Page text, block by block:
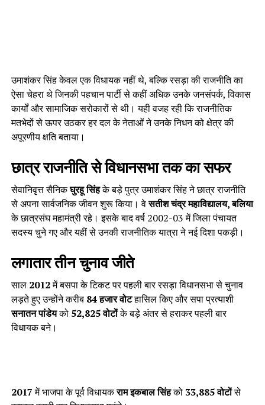
उमाशंकर सिंह केवल एक विधायक नहीं थे, बल्कि रसड़ा की राजनीति का
ऐसा चेहरा थे जिनकी पहचान पार्टी से कहीं अधिक उनके जनसंपर्क, विकास
कार्यों और सामाजिक सरोकारों से थी। यही वजह रही कि राजनीतिक
मतभेदों से ऊपर उठकर हर दल के नेताओं ने उनके निधन को क्षेत्र की
अपूरणीय क्षति बताया।
छात्र राजनीति से विधानसभा तक का सफर
सेवानिवृत्त सैनिकघुरहू सिंहके बड़े पुत्र उमाशंकर सिंह ने छात्र राजनीति
से अपना सार्वजनिक जीवन शुरू किया। वेसतीश चंद्र महाविद्यालय, बलिया
के छात्रसंघ महामंत्री रहे। इसके बाद वर्ष 2002-03 में जिला पंचायत
सदस्य चुने गए और यहीं से उनकी राजनीतिक यात्रा ने नई दिशा पकड़ी।
लगातार तीन चुनाव जीते
साल 2012में बसपा के टिकट पर पहली बार रसड़ा विधानसभा से चुनाव
लड़ते हुए उन्होंने करीब 84 हजार वोटहासिल किए और सपा प्रत्याशी
सनातन पांडेयको 52,825 वोटोंके बड़े अंतर से हराकर पहली बार
विधायक बने।
2017में भाजपा के पूर्व विधायकराम इकबाल सिंहको 33,885 वोटोंसे